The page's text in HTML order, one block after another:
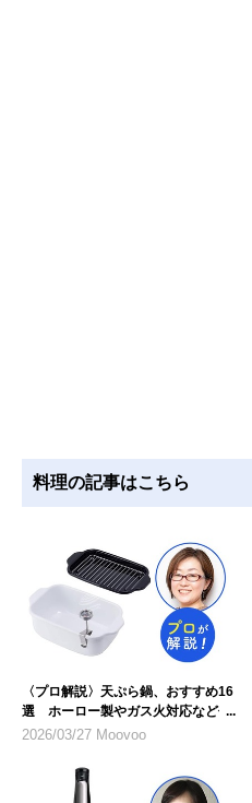
料理の記事はこちら
〈プロ解説〉天ぷら鍋、おすすめ16
選 ホーロー製やガス火対応など仕
様に注目
2026/03/27 Moovoo